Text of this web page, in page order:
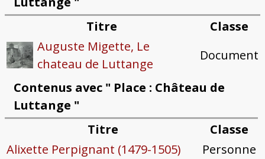
Titre
Classe
Auguste Migette, Le
chateau de Luttange
Document
Contenus avec " Place : Château de
Luttange "
Titre
Classe
Alixette Perpignant (1479-1505)
Personne